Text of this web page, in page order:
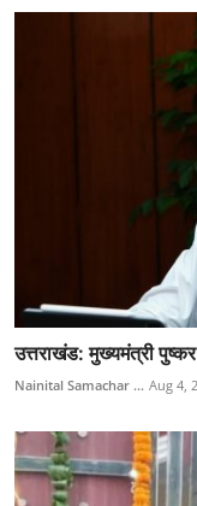
उत्तराखंड: मुख्यमंत्री
Nainital Samachar ... Aug 4,